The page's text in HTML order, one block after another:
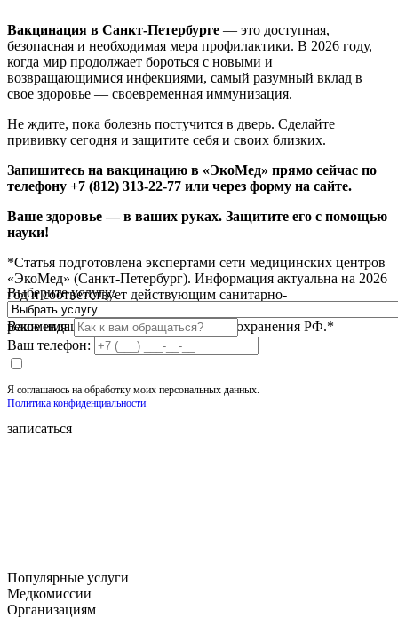
Вакцинация в Санкт-Петербурге — это доступная,
безопасная и необходимая мера профилактики. В 2026 году,
когда мир продолжает бороться с новыми и
возвращающимися инфекциями, самый разумный вклад в
свое здоровье — своевременная иммунизация.
Не ждите, пока болезнь постучится в дверь. Сделайте
прививку сегодня и защитите себя и своих близких.
Запишитесь на вакцинацию в «ЭкоМед» прямо сейчас по
телефону +7 (812) 313-22-77 или через форму на сайте.
Ваше здоровье — в ваших руках. Защитите его с помощью
науки!
*Статья подготовлена экспертами сети медицинских центров
«ЭкоМед» (Санкт-Петербург). Информация актуальна на 2026
год и соответствует действующим санитарно-
эпидемиологическим правилам и клиническим
рекомендациям Министерства здравоохранения РФ.*
Запишитесь на прием
Выберите услугу:
Ваше имя:
Ваш телефон:
Я соглашаюсь на обработку моих персональных данных.
Политика конфиденциальности
записаться
Популярные услуги
Медкомиссии
Организациям